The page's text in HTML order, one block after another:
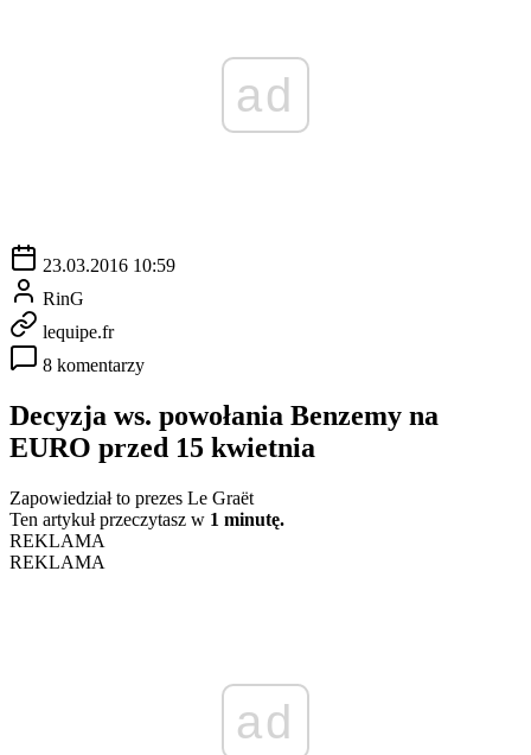
ad
23.03.2016 10:59
RinG
lequipe.fr
8 komentarzy
Decyzja ws. powołania Benzemy na
EURO przed 15 kwietnia
Zapowiedział to prezes Le Graët
Ten artykuł przeczytasz w 1 minutę.
REKLAMA
REKLAMA
ad